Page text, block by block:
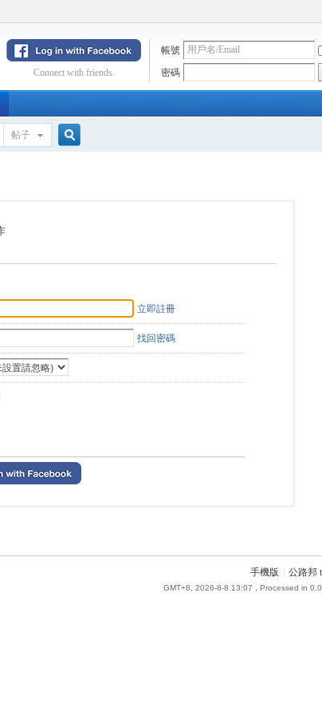
帳號
密碼
Connect with friends.
帖子
立即註冊
找回密碼
手機版 公路邦
GMT+8, 2026-8-8 13:07 , Processed in